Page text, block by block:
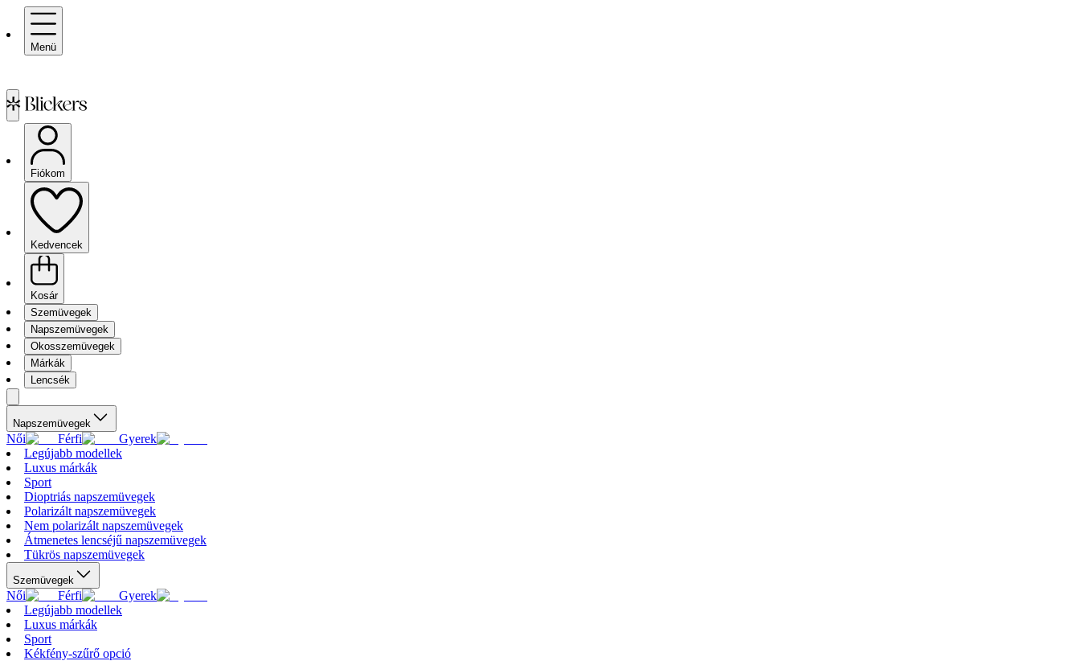
Menü
Fiókom
Kedvencek
Kosár
Szemüvegek
Napszemüvegek
Okosszemüvegek
Márkák
Lencsék
Napszemüvegek
Női Férfi
Gyerek
Legújabb modellek
Luxus márkák
Sport
Dioptriás napszemüvegek
Polarizált napszemüvegek
Nem polarizált napszemüvegek
Átmenetes lencséjű napszemüvegek
Tükrös napszemüvegek
Szemüvegek
Női Férfi
Gyerek
Legújabb modellek
Luxus márkák
Sport
Kékfény-szűrő opció